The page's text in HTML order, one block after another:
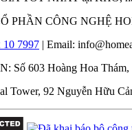
PHẦN CÔNG NGHỆ
10 7997 | Email:
Số 603 Hoàng Hoa Thám,
Tower, 92 Nguyễn Hữu